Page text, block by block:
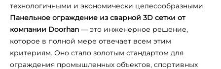
технологичными и экономически целесообразными.
Панельное ограждение из сварной 3D сетки от
компании Doorhan — это инженерное решение,
которое в полной мере отвечает всем этим
критериям. Оно стало золотым стандартом для
ограждения промышленных объектов, спортивных